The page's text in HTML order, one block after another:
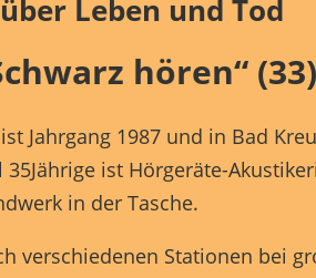
Leben und Tod
hören“
Jahrgang 1987 und in Bad
35Jährige ist Hörgeräte-
in der Tasche.
verschiedenen Stationen bei